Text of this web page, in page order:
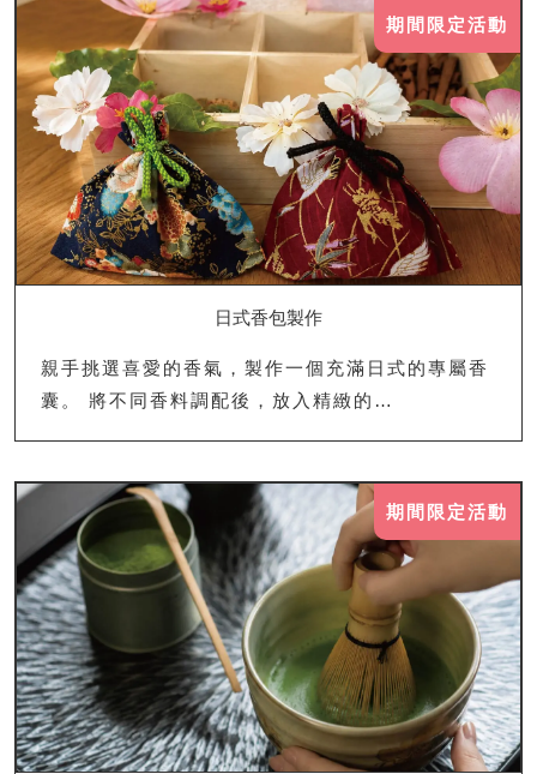
期間限定活動
日式香包製作
親手挑選喜愛的香氣，製作一個充滿日式的專屬香
囊。 將不同香料調配後，放入精緻的…
期間限定活動